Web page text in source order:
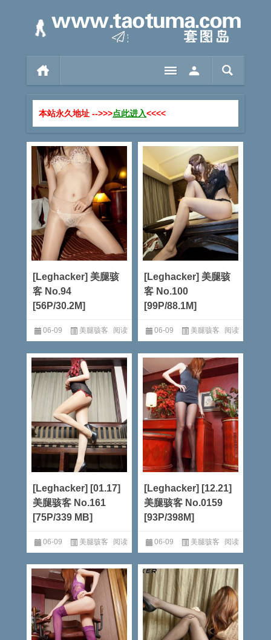
本站永久地址 -->>>点此进入<<<<
[Leghacker] 美腿骇
客 No.94
[56P/30.2M]
06-09 美腿骇客 阅读
全文
[Leghacker] 美腿骇
客 No.100
[99P/88.1M]
06-09 美腿骇客 阅读
全文
[Leghacker] [01.17]
美腿骇客 No.161
[75P/339 MB]
06-09 美腿骇客 阅读
全文
[Leghacker] [12.21]
美腿骇客 No.0159
[93P/398M]
06-09 美腿骇客 阅读
全文